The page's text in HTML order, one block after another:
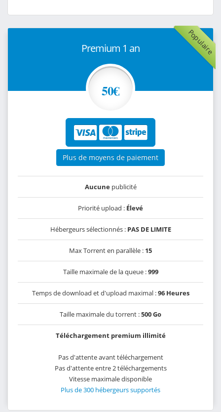
Populaire
Premium 1 an
50€
Plus de moyens de paiement
Aucunepublicité
Priorité upload : Élevé
Hébergeurs sélectionnés : PAS DE LIMITE
Max Torrent en parallèle : 15
Taille maximale de la queue :999
Temps de download et d'upload maximal :96 Heures
Taille maximale du torrent :500 Go
Téléchargement premium illimité
Pas d'attente avant téléchargement
Pas d'attente entre 2 téléchargements
Vitesse maximale disponible
Plus de 300 hébergeurs supportés